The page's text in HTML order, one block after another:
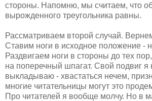
стороны. Напомню, мы считаем, что
вырожденного треугольника равны.
Рассматриваем второй случай.
Ставим ноги в исходное положение -
Раздвигаем ноги в стороны до тех
на поперечный шпагат. Свой подвиг я
выкладываю - хвастаться нечем,
многие читательницы могут это
Про читателей я вообще молчу. Но в